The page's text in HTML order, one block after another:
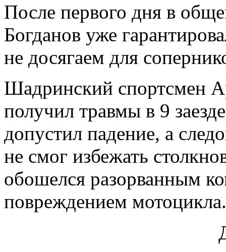
После первого дня в
Богданов уже
не досягаем для
Шадринский спортсмен
получил травмы в 9
допустил падение, а
не смог избежать
обошелся разорванным
повреждением мотоцикла.